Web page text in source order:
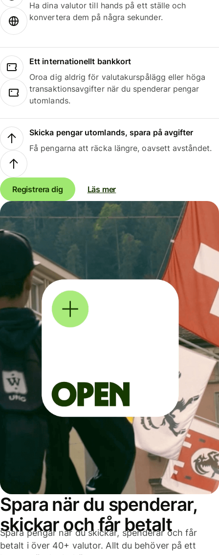
Ha dina valutor till hands på ett ställe och
konvertera dem på några sekunder.
Ett internationellt bankkort
Oroa dig aldrig för valutakurspålägg eller höga
transaktionsavgifter när du spenderar pengar
utomlands.
Skicka pengar utomlands, spara på avgifter
Få pengarna att räcka längre, oavsett avståndet.
Registrera dig Läs mer
Spara när du spenderar,
skickar och får betalt
Spara pengar när du skickar, spenderar och får
betalt i över 40+ valutor. Allt du behöver på ett